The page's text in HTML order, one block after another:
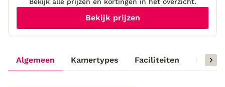
Algemeen Kamertypes Faciliteiten
Bekijk alle prijzen en kortingen in het overzicht.
Bekijk prijzen